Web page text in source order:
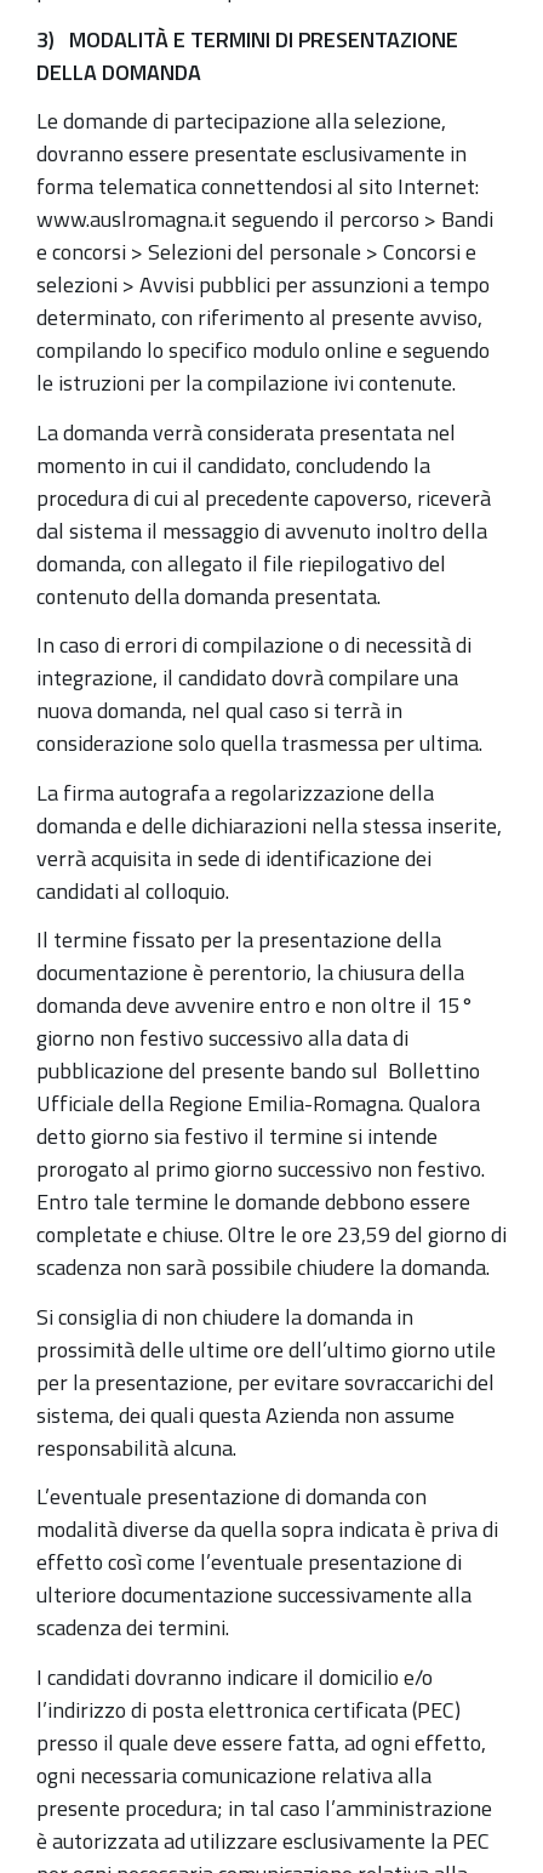
3) MODALITÀ E TERMINI DI PRESENTAZIONE
DELLA DOMANDA
Le domande di partecipazione alla selezione,
dovranno essere presentate esclusivamente in
forma telematica connettendosi al sito Internet:
www.auslromagna.it seguendo il percorso > Bandi
e concorsi > Selezioni del personale > Concorsi e
selezioni > Avvisi pubblici per assunzioni a tempo
determinato, con riferimento al presente avviso,
compilando lo specifico modulo online e seguendo
le istruzioni per la compilazione ivi contenute.
La domanda verrà considerata presentata nel
momento in cui il candidato, concludendo la
procedura di cui al precedente capoverso, riceverà
dal sistema il messaggio di avvenuto inoltro della
domanda, con allegato il file riepilogativo del
contenuto della domanda presentata.
In caso di errori di compilazione o di necessità di
integrazione, il candidato dovrà compilare una
nuova domanda, nel qual caso si terrà in
considerazione solo quella trasmessa per ultima.
La firma autografa a regolarizzazione della
domanda e delle dichiarazioni nella stessa inserite,
verrà acquisita in sede di identificazione dei
candidati al colloquio.
Il termine fissato per la presentazione della
documentazione è perentorio, la chiusura della
domanda deve avvenire entro e non oltre il 15°
giorno non festivo successivo alla data di
pubblicazione del presente bando sul Bollettino
Ufficiale della Regione Emilia-Romagna. Qualora
detto giorno sia festivo il termine si intende
prorogato al primo giorno successivo non festivo.
Entro tale termine le domande debbono essere
completate e chiuse. Oltre le ore 23,59 del giorno di
scadenza non sarà possibile chiudere la domanda.
Si consiglia di non chiudere la domanda in
prossimità delle ultime ore dell’ultimo giorno utile
per la presentazione, per evitare sovraccarichi del
sistema, dei quali questa Azienda non assume
responsabilità alcuna.
L’eventuale presentazione di domanda con
modalità diverse da quella sopra indicata è priva di
effetto così come l’eventuale presentazione di
ulteriore documentazione successivamente alla
scadenza dei termini.
I candidati dovranno indicare il domicilio e/o
l’indirizzo di posta elettronica certificata (PEC)
presso il quale deve essere fatta, ad ogni effetto,
ogni necessaria comunicazione relativa alla
presente procedura; in tal caso l’amministrazione
è autorizzata ad utilizzare esclusivamente la PEC